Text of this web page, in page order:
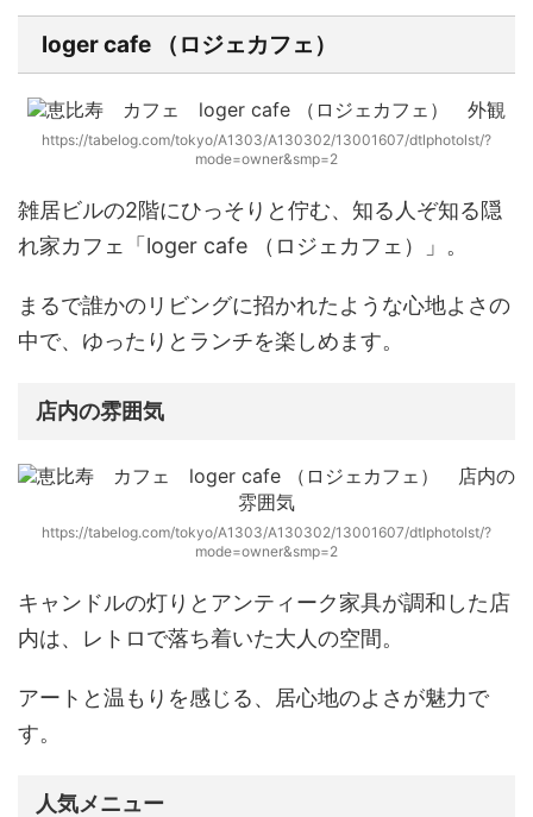
loger cafe （ロジェカフェ）
https://tabelog.com/tokyo/A1303/A130302/13001607/dtlphotolst/?
mode=owner&smp=2
雑居ビルの2階にひっそりと佇む、知る人ぞ知る隠
れ家カフェ
「loger cafe （ロジェカフェ）」 。
まるで誰かのリビングに招かれたような心地よさの
中で、ゆったりとランチを楽しめます。
店内の雰囲気
https://tabelog.com/tokyo/A1303/A130302/13001607/dtlphotolst/?
mode=owner&smp=2
キャンドルの灯りとアンティーク家具が調和した店
内は、 レトロで落ち着いた大人の空間。
アートと温もりを感じる、居心地のよさが魅力で
す。
人気メニュー